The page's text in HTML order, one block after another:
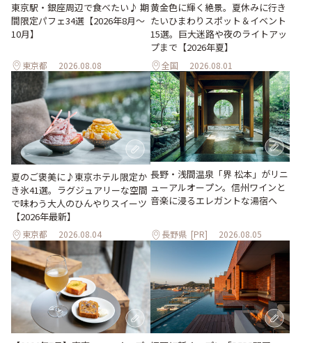
東京駅・銀座周辺で食べたい♪ 期
間限定パフェ34選【2026年8月～
10月】
東京都 2026.08.08
黄金色に輝く絶景。夏休みに行き
たいひまわりスポット＆イベント
15選。巨大迷路や夜のライトアッ
プまで【2026年夏】
全国 2026.08.01
夏のご褒美に♪東京ホテル限定か
き氷41選。ラグジュアリーな空間
で味わう大人のひんやりスイーツ
【2026年最新】
東京都 2026.08.04
長野・浅間温泉「界 松本」がリニ
ューアルオープン。信州ワインと
音楽に浸るエレガントな湯宿へ
長野県 [PR] 2026.08.05